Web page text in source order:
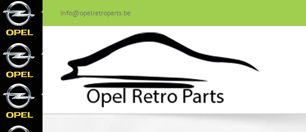
Skip
to
content
info@opelretroparts.be